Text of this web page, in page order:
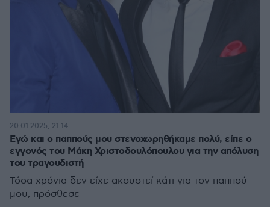
Εγώ και ο παππούς μου στενοχωρηθήκαμε πολύ, είπε ο
εγγονός του Μάκη Χριστοδουλόπουλου για την απόλυση
του τραγουδιστή
Τόσα χρόνια δεν είχε ακουστεί κάτι για τον παππού
μου, πρόσθεσε
20.01.2025, 21:14